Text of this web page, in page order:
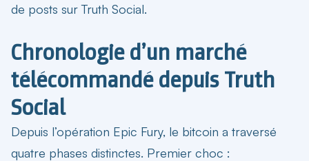
de posts sur Truth Social.
Chronologie d’un marché
télécommandé depuis Truth
Social
Depuis l’opération Epic Fury, le bitcoin a traversé
quatre phases distinctes. Premier choc :